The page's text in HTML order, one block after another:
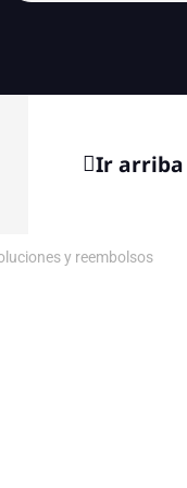
Ir arriba
y reembolsos